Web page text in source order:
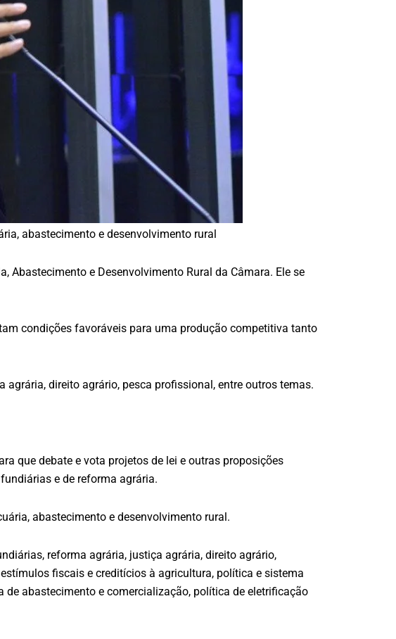
abastecimento e desenvolvimento rural
Abastecimento e Desenvolvimento Rural da Câmara. Ele se
condições favoráveis para uma produção competitiva tanto
direito agrário, pesca profissional, entre outros temas.
que debate e vota projetos de lei e outras proposições
e de reforma agrária.
abastecimento e desenvolvimento rural.
reforma agrária, justiça agrária, direito agrário,
fiscais e creditícios à agricultura, política e sistema
abastecimento e comercialização, política de eletrificação